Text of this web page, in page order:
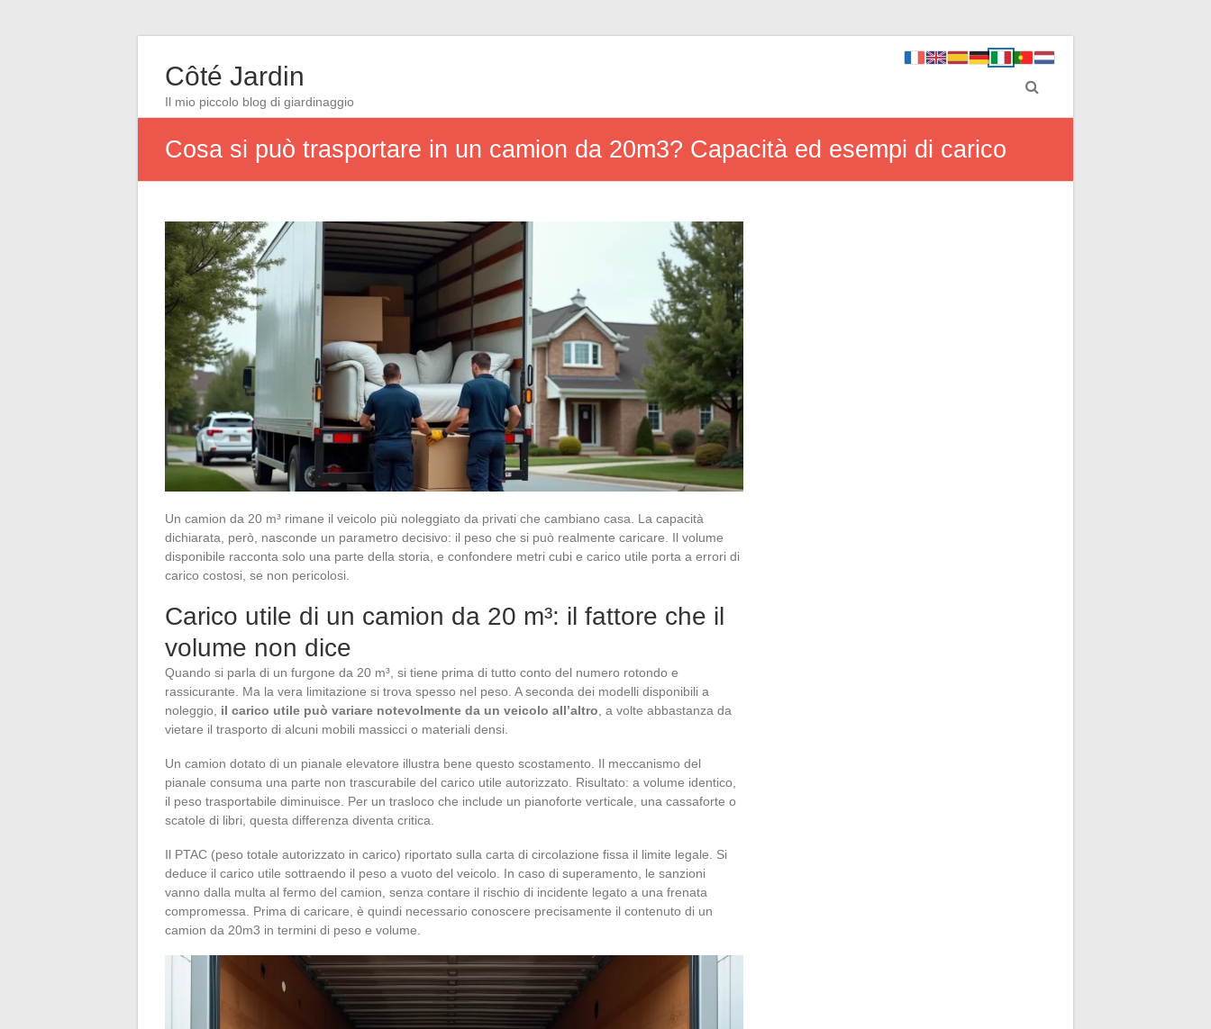
Côté Jardin
Il mio piccolo blog di giardinaggio
Cosa si può trasportare in un camion da 20m3? Capacità ed esempi di carico
Un camion da 20 m³ rimane il veicolo più noleggiato da privati che cambiano casa. La capacità
dichiarata, però, nasconde un parametro decisivo: il peso che si può realmente caricare. Il volume
disponibile racconta solo una parte della storia, e confondere metri cubi e carico utile porta a errori di
carico costosi, se non pericolosi.
Carico utile di un camion da 20 m³: il fattore che il
volume non dice
Quando si parla di un furgone da 20 m³, si tiene prima di tutto conto del numero rotondo e
rassicurante. Ma la vera limitazione si trova spesso nel peso. A seconda dei modelli disponibili a
noleggio, il carico utile può variare notevolmente da un veicolo all’altro , a volte abbastanza da
vietare il trasporto di alcuni mobili massicci o materiali densi.
Un camion dotato di un pianale elevatore illustra bene questo scostamento. Il meccanismo del
pianale consuma una parte non trascurabile del carico utile autorizzato. Risultato: a volume identico,
il peso trasportabile diminuisce. Per un trasloco che include un pianoforte verticale, una cassaforte o
scatole di libri, questa differenza diventa critica.
Il PTAC (peso totale autorizzato in carico) riportato sulla carta di circolazione fissa il limite legale. Si
deduce il carico utile sottraendo il peso a vuoto del veicolo. In caso di superamento, le sanzioni
vanno dalla multa al fermo del camion, senza contare il rischio di incidente legato a una frenata
compromessa. Prima di caricare, è quindi necessario conoscere precisamente il contenuto di un
camion da 20m3 in termini di peso e volume.